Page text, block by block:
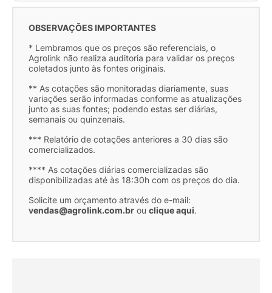
OBSERVAÇÕES IMPORTANTES
* Lembramos que os preços são referenciais, o
Agrolink não realiza auditoria para validar os preços
coletados junto às fontes originais.
** As cotações são monitoradas diariamente, suas
variações serão informadas conforme as atualizações
junto as suas fontes; podendo estas ser diárias,
semanais ou quinzenais.
*** Relatório de cotações anteriores a 30 dias são
comercializados.
**** As cotações diárias comercializadas são
disponibilizadas até às 18:30h com os preços do dia.
Solicite um orçamento através do e-mail:
vendas@agrolink.com.br ou clique aqui.